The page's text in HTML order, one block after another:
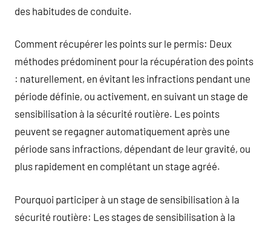
des habitudes de conduite.
Comment récupérer les points sur le permis: Deux
méthodes prédominent pour la récupération des points
: naturellement, en évitant les infractions pendant une
période définie, ou activement, en suivant un stage de
sensibilisation à la sécurité routière. Les points
peuvent se regagner automatiquement après une
période sans infractions, dépendant de leur gravité, ou
plus rapidement en complétant un stage agréé.
Pourquoi participer à un stage de sensibilisation à la
sécurité routière: Les stages de sensibilisation à la